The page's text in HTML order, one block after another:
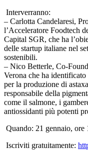
Interverranno:
– Carlotta Candelaresi,
l’Acceleratore Foodtech
Capital SGR, che ha
delle startup italiane nel
sostenibili.
– Nico Betterle, Co-
Verona che ha
per la produzione di
responsabile della
come il salmone, i
antiossidanti più potenti
Quando: 21 gennaio, ore
Iscriviti gratuitamente: